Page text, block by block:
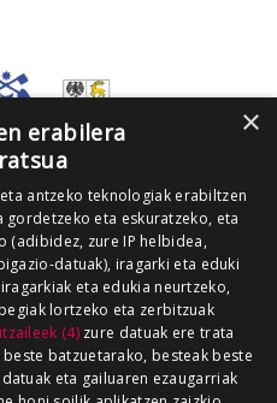
×
erabilera
antzeko teknologiak erabiltzen
eta eskuratzeko, eta
(adibidez, zure IP helbidea,
datuak), iragarki eta eduki
eta edukia neurtzeko,
lortzeko eta zerbitzuak
(4)zure datuak ere trata
batzuetarako, besteak beste
eta gailuaren ezaugarriak